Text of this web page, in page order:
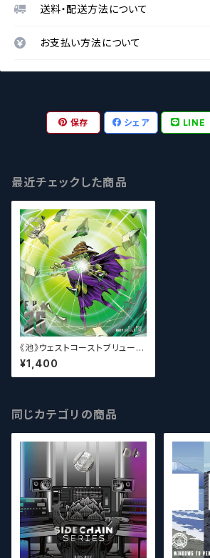
送料・配送方法について
お支払い方法について
保存 シェア LINE
最近チェックした商品
《池》ウェストコーストブリューイ
ング / West Coast ( WCB ) F
ull Hop Alchemist v36【クラ
フトビール】
¥1,400
同じカテゴリの商品